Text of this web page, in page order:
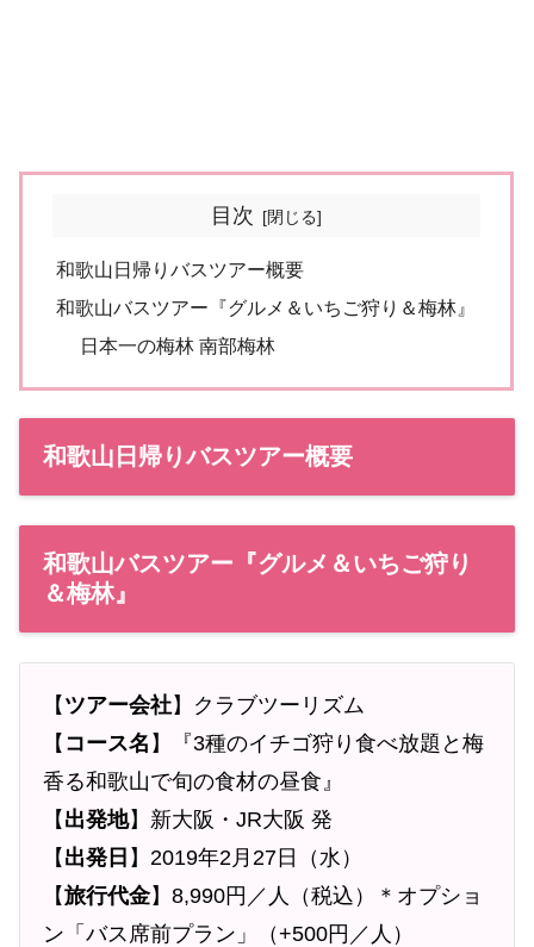
目次
和歌山日帰りバスツアー概要
和歌山バスツアー『グルメ＆いちご狩り＆梅林』
日本一の梅林 南部梅林
和歌山日帰りバスツアー概要
和歌山バスツアー『グルメ＆いちご狩り
＆梅林』
【 ツアー会社】クラブツーリズム
【 コース名 】『3種のイチゴ狩り食べ放題と梅
香る和歌山で旬の食材の昼食』
【 出発地】新大阪・JR大阪 発
【 出発日 】2019年2月27日（水）
【旅行代金】8,990円／人（税込）＊オプショ
ン「バス席前プラン」（+500円／人）